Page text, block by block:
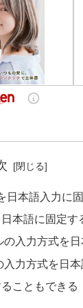
日本語入力に
本語に固定す
入力方式を
力方式を日
こともできる